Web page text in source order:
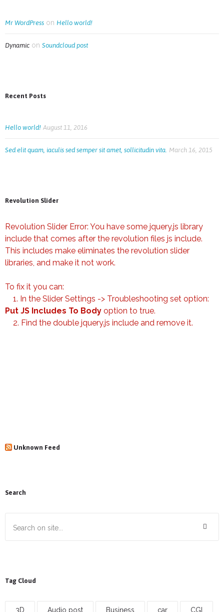
Mr WordPress on Hello world!
Dynamic on Soundcloud post
Recent Posts
Hello world! August 11, 2016
Sed elit quam, iaculis sed semper sit amet, sollicitudin vita. March 16, 2015
Revolution Slider
Revolution Slider Error: You have some jquery.js library
include that comes after the revolution files js include.
This includes make eliminates the revolution slider
libraries, and make it not work.
To fix it you can:
1. In the Slider Settings -> Troubleshooting set option:
Put JS Includes To Body option to true.
2. Find the double jquery.js include and remove it.
Unknown Feed
Search
Tag Cloud
3D Audio post Business car CGI